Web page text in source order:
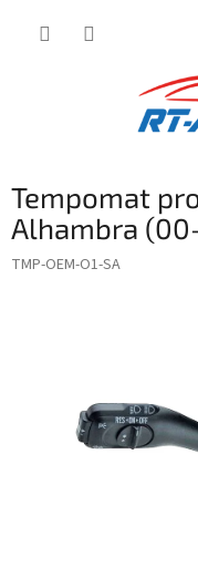
Tempomat
Alhambra
TMP-OEM-O1-SA